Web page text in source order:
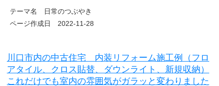
テーマ名 日常のつぶやき
ページ作成日 2022-11-28
川口市内の中古住宅 内装リフォーム施工例（フロ
アタイル、クロス貼替、ダウンライト、新規収納）
これだけでも室内の雰囲気がガラッと変わりました